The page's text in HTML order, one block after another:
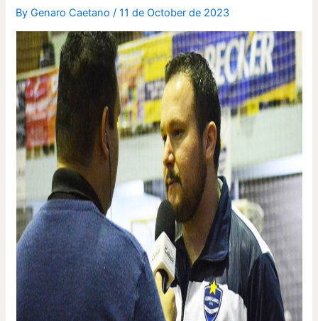
ByGenaro Caetano/11 de October de 2023